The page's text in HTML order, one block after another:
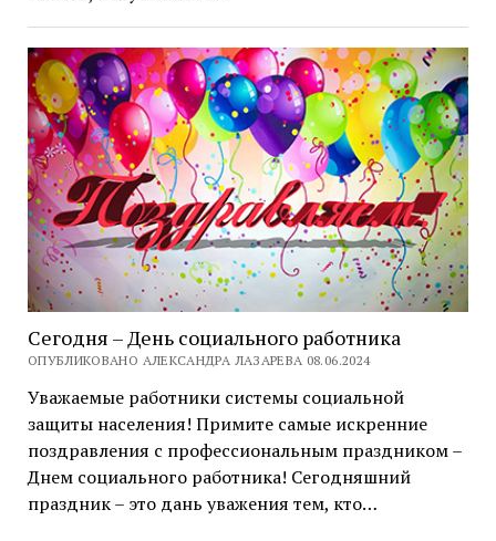
Сегодня – День социального работника
ОПУБЛИКОВАНО АЛЕКСАНДРА ЛАЗАРЕВА 08.06.2024
Уважаемые работники системы социальной
защиты населения! Примите самые искренние
поздравления с профессиональным праздником –
Днем социального работника! Сегодняшний
праздник – это дань уважения тем, кто…